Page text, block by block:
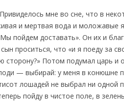
мне во сне, что в
и мертвая вода и моложавые
пойдем доставать». Он их и
проситься, что «и я поеду за
Потом подумал царь и
— выбирай: у меня в конюшне
лошадей не выбрал ни одной
пойду в чистое поле, в